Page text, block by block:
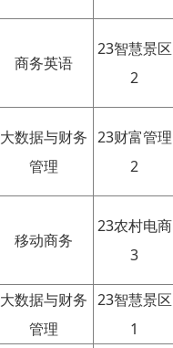
商务英语
23智慧景区
2
大数据与财务
管理
23财富管理
2
移动商务
23农村电商
3
大数据与财务
管理
23智慧景区
1